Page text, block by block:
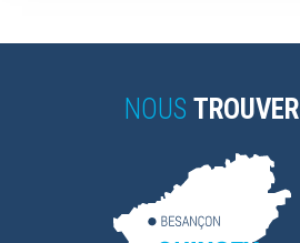
NOUS TROUVER